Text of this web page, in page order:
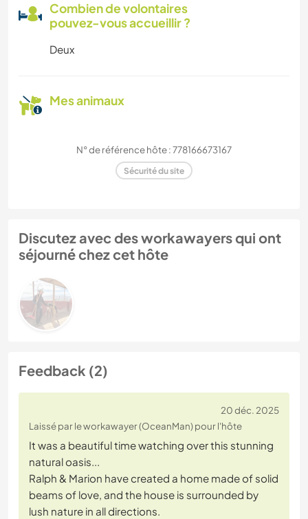
Combien de volontaires
pouvez-vous accueillir ?
Deux
Mes animaux
N° de référence hôte : 778166673167
Sécurité du site
Discutez avec des workawayers qui ont
séjourné chez cet hôte
Feedback (2)
20 déc. 2025
Laissé par le workawayer (OceanMan) pour l'hôte
It was a beautiful time watching over this stunning
natural oasis...
Ralph & Marion have created a home made of solid
beams of love, and the house is surrounded by
lush nature in all directions.